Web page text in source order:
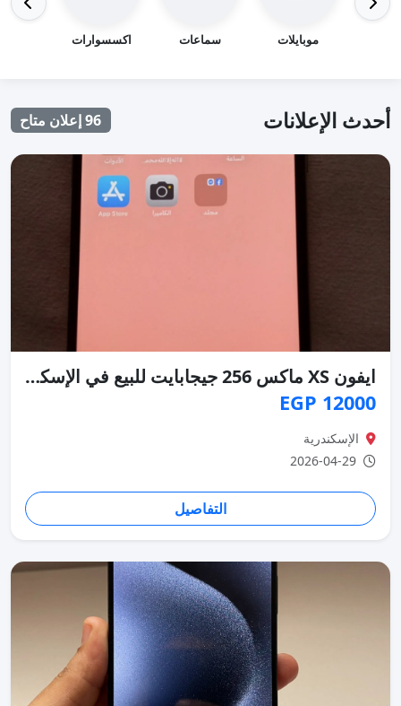
موبايلات سماعات اكسسوارات
أحدث الإعلانات 96 إعلان متاح
ايفون XS ماكس 256 جيجابايت للبيع في الإسكندرية
12000 EGP
الإسكندرية
التفاصيل